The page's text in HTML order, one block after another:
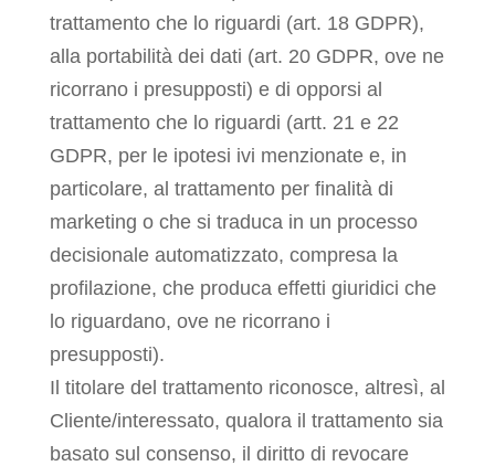
trattamento che lo riguardi (art. 18 GDPR),
alla portabilità dei dati (art. 20 GDPR, ove ne
ricorrano i presupposti) e di opporsi al
trattamento che lo riguardi (artt. 21 e 22
GDPR, per le ipotesi ivi menzionate e, in
particolare, al trattamento per finalità di
marketing o che si traduca in un processo
decisionale automatizzato, compresa la
profilazione, che produca effetti giuridici che
lo riguardano, ove ne ricorrano i
presupposti).
Il titolare del trattamento riconosce, altresì, al
Cliente/interessato, qualora il trattamento sia
basato sul consenso, il diritto di revocare